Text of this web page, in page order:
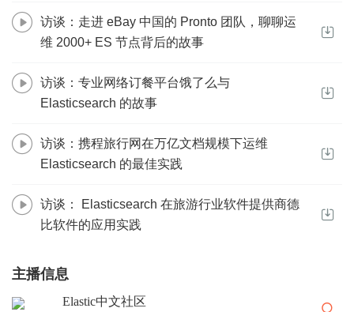
访谈：走进 eBay 中国的 Pronto 团队，聊聊运
维 2000+ ES 节点背后的故事
访谈：专业网络订餐平台饿了么与
Elasticsearch 的故事
访谈：携程旅行网在万亿文档规模下运维
Elasticsearch 的最佳实践
访谈： Elasticsearch 在旅游行业软件提供商德
比软件的应用实践
主播信息
Elastic中文社区